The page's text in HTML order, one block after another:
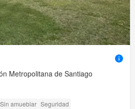
Metropolitana de Santiago
Sin amueblar Seguridad